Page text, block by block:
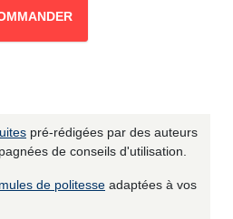
pré-rédigées par des auteurs
de conseils d'utilisation.
de politesse adaptées à vos